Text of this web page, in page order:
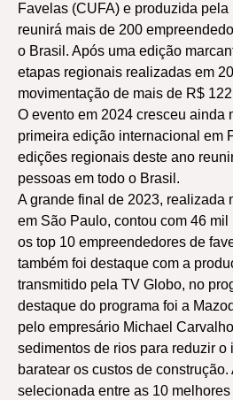
Favelas (CUFA) e produzida
reunirá mais de 200
o Brasil. Após uma edição
etapas regionais realizadas em
movimentação de mais de R$
O evento em 2024 cresceu ainda
primeira edição internacional em
edições regionais deste ano
pessoas em todo o Brasil.
A grande final de 2023, realizada
em São Paulo, contou com 46
os top 10 empreendedores de
também foi destaque com a
transmitido pela TV Globo, no
destaque do programa foi a
pelo empresário Michael
sedimentos de rios para reduzir o
baratear os custos de construção.
selecionada entre as 10